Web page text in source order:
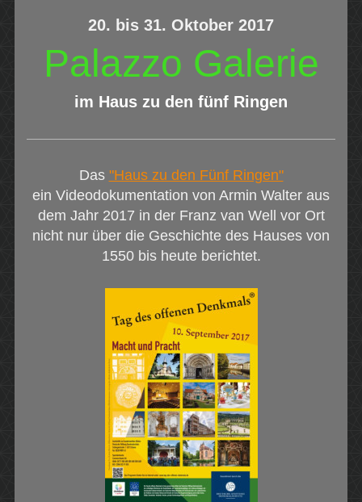
20. bis 31. Oktober 2017
Palazzo Galerie
im Haus zu den fünf Ringen
Das "Haus zu den Fünf Ringen"
ein Videodokumentation von Armin Walter aus
dem Jahr 2017 in der Franz van Well vor Ort
nicht nur über die Geschichte des Hauses von
1550 bis heute berichtet.